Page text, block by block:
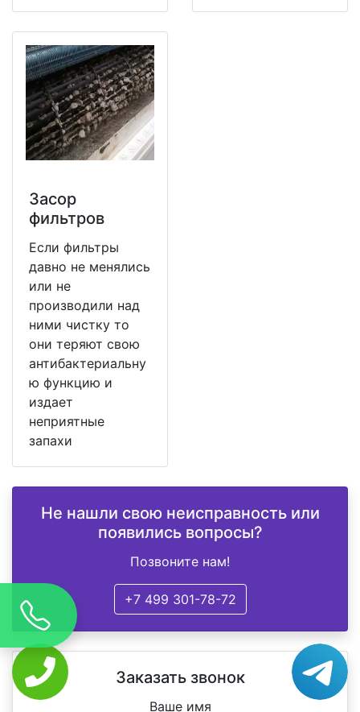
Засор
фильтров
Если фильтры
давно не менялись
или не
производили над
ними чистку то
они теряют свою
антибактериальну
ю функцию и
издает
неприятные
запахи
Не нашли свою неисправность или
появились вопросы?
Позвоните нам!
+7 499 301-78-72
Заказать звонок
Ваше имя